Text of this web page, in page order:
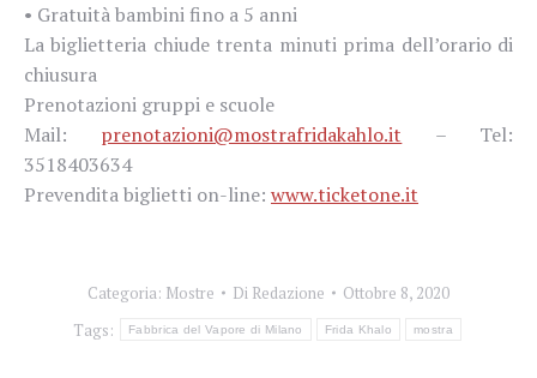
• Gratuità bambini fino a 5 anni
La biglietteria chiude trenta minuti prima dell’orario di
chiusura
Prenotazioni gruppi e scuole
Mail: prenotazioni@mostrafridakahlo.it – Tel:
3518403634
Prevendita biglietti on-line: www.ticketone.it
Categoria: Mostre Di Redazione
Ottobre 8, 2020
Tags:
Fabbrica del Vapore di Milano Frida Khalo mostra